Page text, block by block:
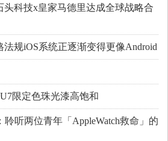
头科技x皇家马德里达成全球战略合
规iOS系统正逐渐变得更像Android
限定色珠光漆高饱和
听两位青年「AppleWatch救命」的